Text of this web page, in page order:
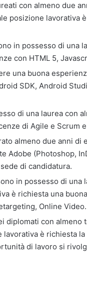
con almeno due
posizione lavorativa
in possesso di una
con HTML 5,
una buona
SDK, Android
di una laurea con
di Agile e Scrum
almeno due anni di
Adobe (Photoshop,
di candidatura.
in possesso di una
è richiesta una
Online Video.
diplomati con
è richiesta
di lavoro si